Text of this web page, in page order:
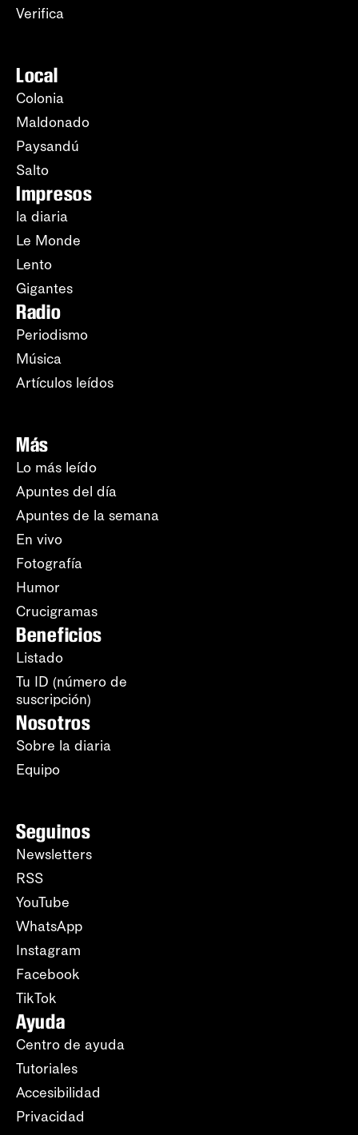
Verifica
Local
Colonia
Maldonado
Paysandú
Salto
Impresos
la diaria
Le Monde
Lento
Gigantes
Radio
Periodismo
Música
Artículos leídos
Más
Lo más leído
Apuntes del día
Apuntes de la semana
En vivo
Fotografía
Humor
Crucigramas
Beneficios
Listado
Tu ID (número de
suscripción)
Nosotros
Sobre la diaria
Equipo
Seguinos
Newsletters
RSS
YouTube
WhatsApp
Instagram
Facebook
TikTok
Ayuda
Centro de ayuda
Tutoriales
Accesibilidad
Privacidad